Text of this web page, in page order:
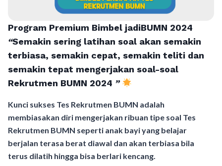
Program Premium Bimbel jadiBUMN 2024
“Semakin sering latihan soal akan semakin
terbiasa, semakin cepat, semakin teliti dan
semakin tepat mengerjakan soal-soal
Rekrutmen BUMN 2024 ”
Kunci sukses Tes Rekrutmen BUMN adalah
membiasakan diri mengerjakan ribuan tipe soal Tes
Rekrutmen BUMN seperti anak bayi yang belajar
berjalan terasa berat diawal dan akan terbiasa bila
terus dilatih hingga bisa berlari kencang.